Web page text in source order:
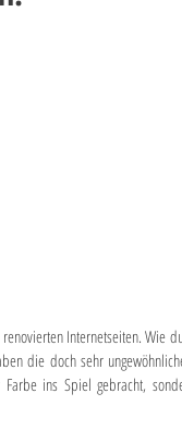
Internetseiten. Wie
die doch sehr
ins Spiel gebracht,